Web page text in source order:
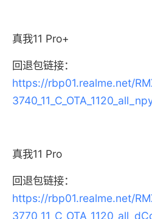
真我11 Pro+
回退包链接：
https://rbp01.realme.net/
真我11 Pro
回退包链接：
https://rbp01.realme.net/